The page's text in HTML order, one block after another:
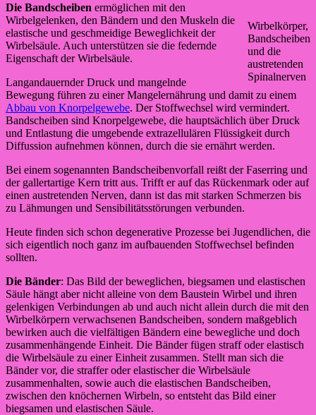
Wirbelkörper,
Bandscheiben
und die
austretenden
Spinalnerven
Die Bandscheiben ermöglichen mit den
Wirbelgelenken, den Bändern und den Muskeln die
elastische und geschmeidige Beweglichkeit der
Wirbelsäule. Auch unterstützen sie die federnde
Eigenschaft der Wirbelsäule.
Langandauernder Druck und mangelnde
Bewegung führen zu einer Mangelernährung und damit zu einem
Abbau von Knorpelgewebe. Der Stoffwechsel wird vermindert.
Bandscheiben sind Knorpelgewebe, die hauptsächlich über Druck
und Entlastung die umgebende extrazellulären Flüssigkeit durch
Diffussion aufnehmen können, durch die sie ernährt werden.
Bei einem sogenannten Bandscheibenvorfall reißt der Faserring und
der gallertartige Kern tritt aus. Trifft er auf das Rückenmark oder auf
einen austretenden Nerven, dann ist das mit starken Schmerzen bis
zu Lähmungen und Sensibilitätsstörungen verbunden.
Heute finden sich schon degenerative Prozesse bei Jugendlichen, die
sich eigentlich noch ganz im aufbauenden Stoffwechsel befinden
sollten.
Die Bänder: Das Bild der beweglichen, biegsamen und elastischen
Säule hängt aber nicht alleine von dem Baustein Wirbel und ihren
gelenkigen Verbindungen ab und auch nicht allein durch die mit den
Wirbelkörpern verwachsenen Bandscheiben, sondern maßgeblich
bewirken auch die vielfältigen Bändern eine bewegliche und doch
zusammenhängende Einheit. Die Bänder fügen straff oder elastisch
die Wirbelsäule zu einer Einheit zusammen. Stellt man sich die
Bänder vor, die straffer oder elastischer die Wirbelsäule
zusammenhalten, sowie auch die elastischen Bandscheiben,
zwischen den knöchernen Wirbeln, so entsteht das Bild einer
biegsamen und elastischen Säule.